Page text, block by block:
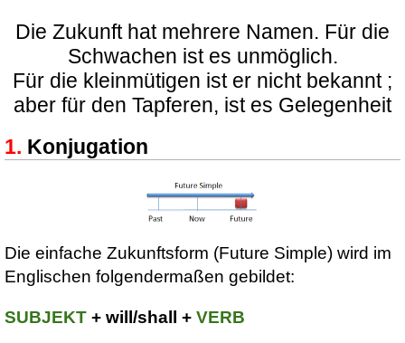
Die Zukunft hat mehrere Namen. Für die
Schwachen ist es unmöglich.
Für die kleinmütigen ist er nicht bekannt ;
aber für den Tapferen, ist es Gelegenheit
Konjugation
Die einfache Zukunftsform (Future Simple) wird im
Englischen folgendermaßen gebildet:
SUBJEKT + will/shall + VERB